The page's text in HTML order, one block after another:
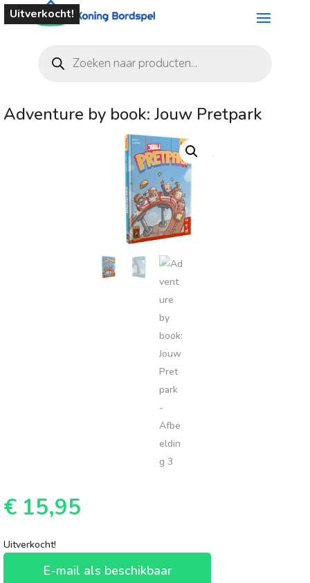
zoeken
Uitverkocht!
Adventure by book: Jouw Pretpark
€ 15,95
Uitverkocht!
E-mail als beschikbaar